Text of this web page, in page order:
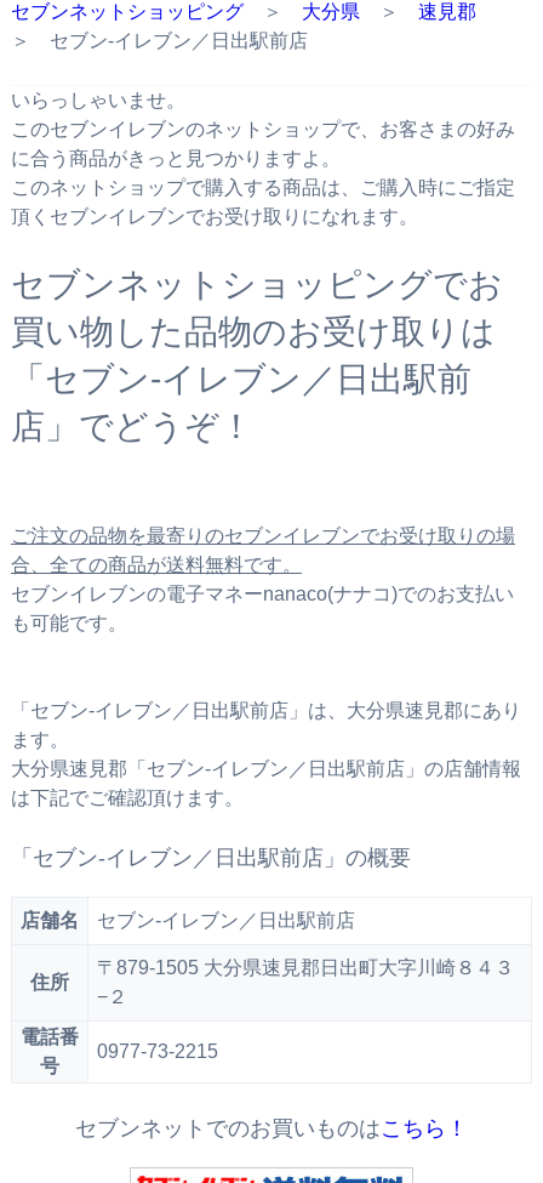
セブンネットショッピング＞ 大分県＞ 速見郡
＞ セブン‐イレブン／日出駅前店
いらっしゃいませ。
このセブンイレブンのネットショップで、お客さまの好み
に合う商品がきっと見つかりますよ。
このネットショップで購入する商品は、ご購入時にご指定
頂くセブンイレブンでお受け取りになれます。
セブンネットショッピングでお
買い物した品物のお受け取りは
「セブン‐イレブン／日出駅前
店」でどうぞ！
ご注文の品物を最寄りのセブンイレブンでお受け取りの場
合、全ての商品が送料無料です。
セブンイレブンの電子マネーnanaco(ナナコ)でのお支払い
も可能です。
「セブン‐イレブン／日出駅前店」は、大分県速見郡にあり
ます。
大分県速見郡「セブン‐イレブン／日出駅前店」の店舗情報
は下記でご確認頂けます。
「セブン‐イレブン／日出駅前店」の概要
店舗名 セブン‐イレブン／日出駅前店
住所
〒879-1505 大分県速見郡日出町大字川崎８４３
−２
電話番
号
0977-73-2215
セブンネットでのお買いものはこちら！